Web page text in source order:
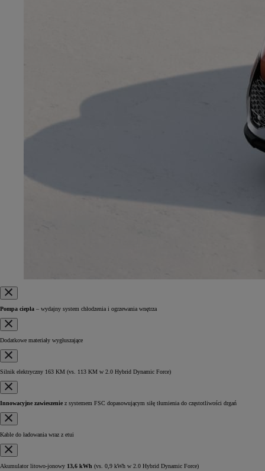
Pompa ciepła – wydajny system chłodzenia i ogrzewania wnętrza
Dodatkowe materiały wygłuszające
Silnik elektryczny 163 KM (vs. 113 KM w 2.0 Hybrid Dynamic Force)
Innowacyjne zawieszenie z systemem FSC dopasowującym siłę tłumienia do częstotliwości drgań
Kable do ładowania wraz z etui
Akumulator litowo-jonowy 13,6 kWh (vs. 0,9 kWh w 2.0 Hybrid Dynamic Force)